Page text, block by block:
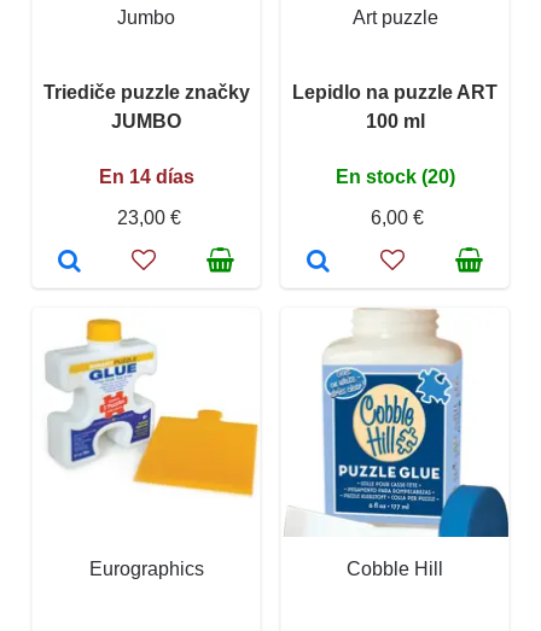
Jumbo
Triediče puzzle značky
JUMBO
En 14 días
23,00 €
Art puzzle
Lepidlo na puzzle ART
100 ml
En stock (20)
6,00 €
Eurographics Cobble Hill